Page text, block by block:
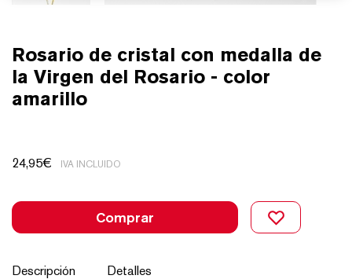
Rosario de cristal con medalla de
la Virgen del Rosario - color
amarillo
24,95€ IVA INCLUIDO
Comprar
Descripción Detalles